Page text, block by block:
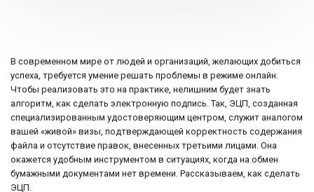
В современном мире от людей и организаций, желающих добиться
успеха, требуется умение решать проблемы в режиме онлайн.
Чтобы реализовать это на практике, нелишним будет знать
алгоритм, как сделать электронную подпись. Так, ЭЦП, созданная
специализированным удостоверяющим центром, служит аналогом
вашей «живой» визы, подтверждающей корректность содержания
файла и отсутствие правок, внесенных третьими лицами. Она
окажется удобным инструментом в ситуациях, когда на обмен
бумажными документами нет времени. Рассказываем, как сделать
ЭЦП.